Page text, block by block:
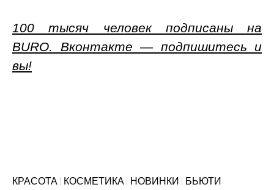
100 тысяч человек подписаны на
BURO. Вконтакте — подпишитесь и
вы!
КРАСОТА КОСМЕТИКА НОВИНКИ БЬЮТИ